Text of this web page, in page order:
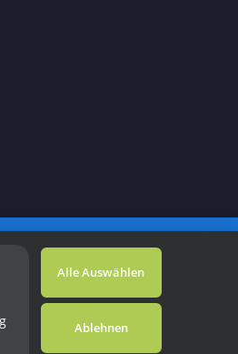
Alle Auswählen
Ablehnen